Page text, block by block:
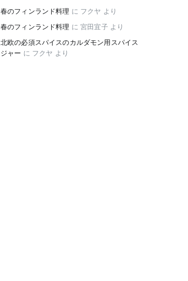
春のフィンランド料理 に フクヤ より
春のフィンランド料理 に宮田宜子 より
北欧の必須スパイスのカルダモン用スパイス
ジャー に フクヤ より